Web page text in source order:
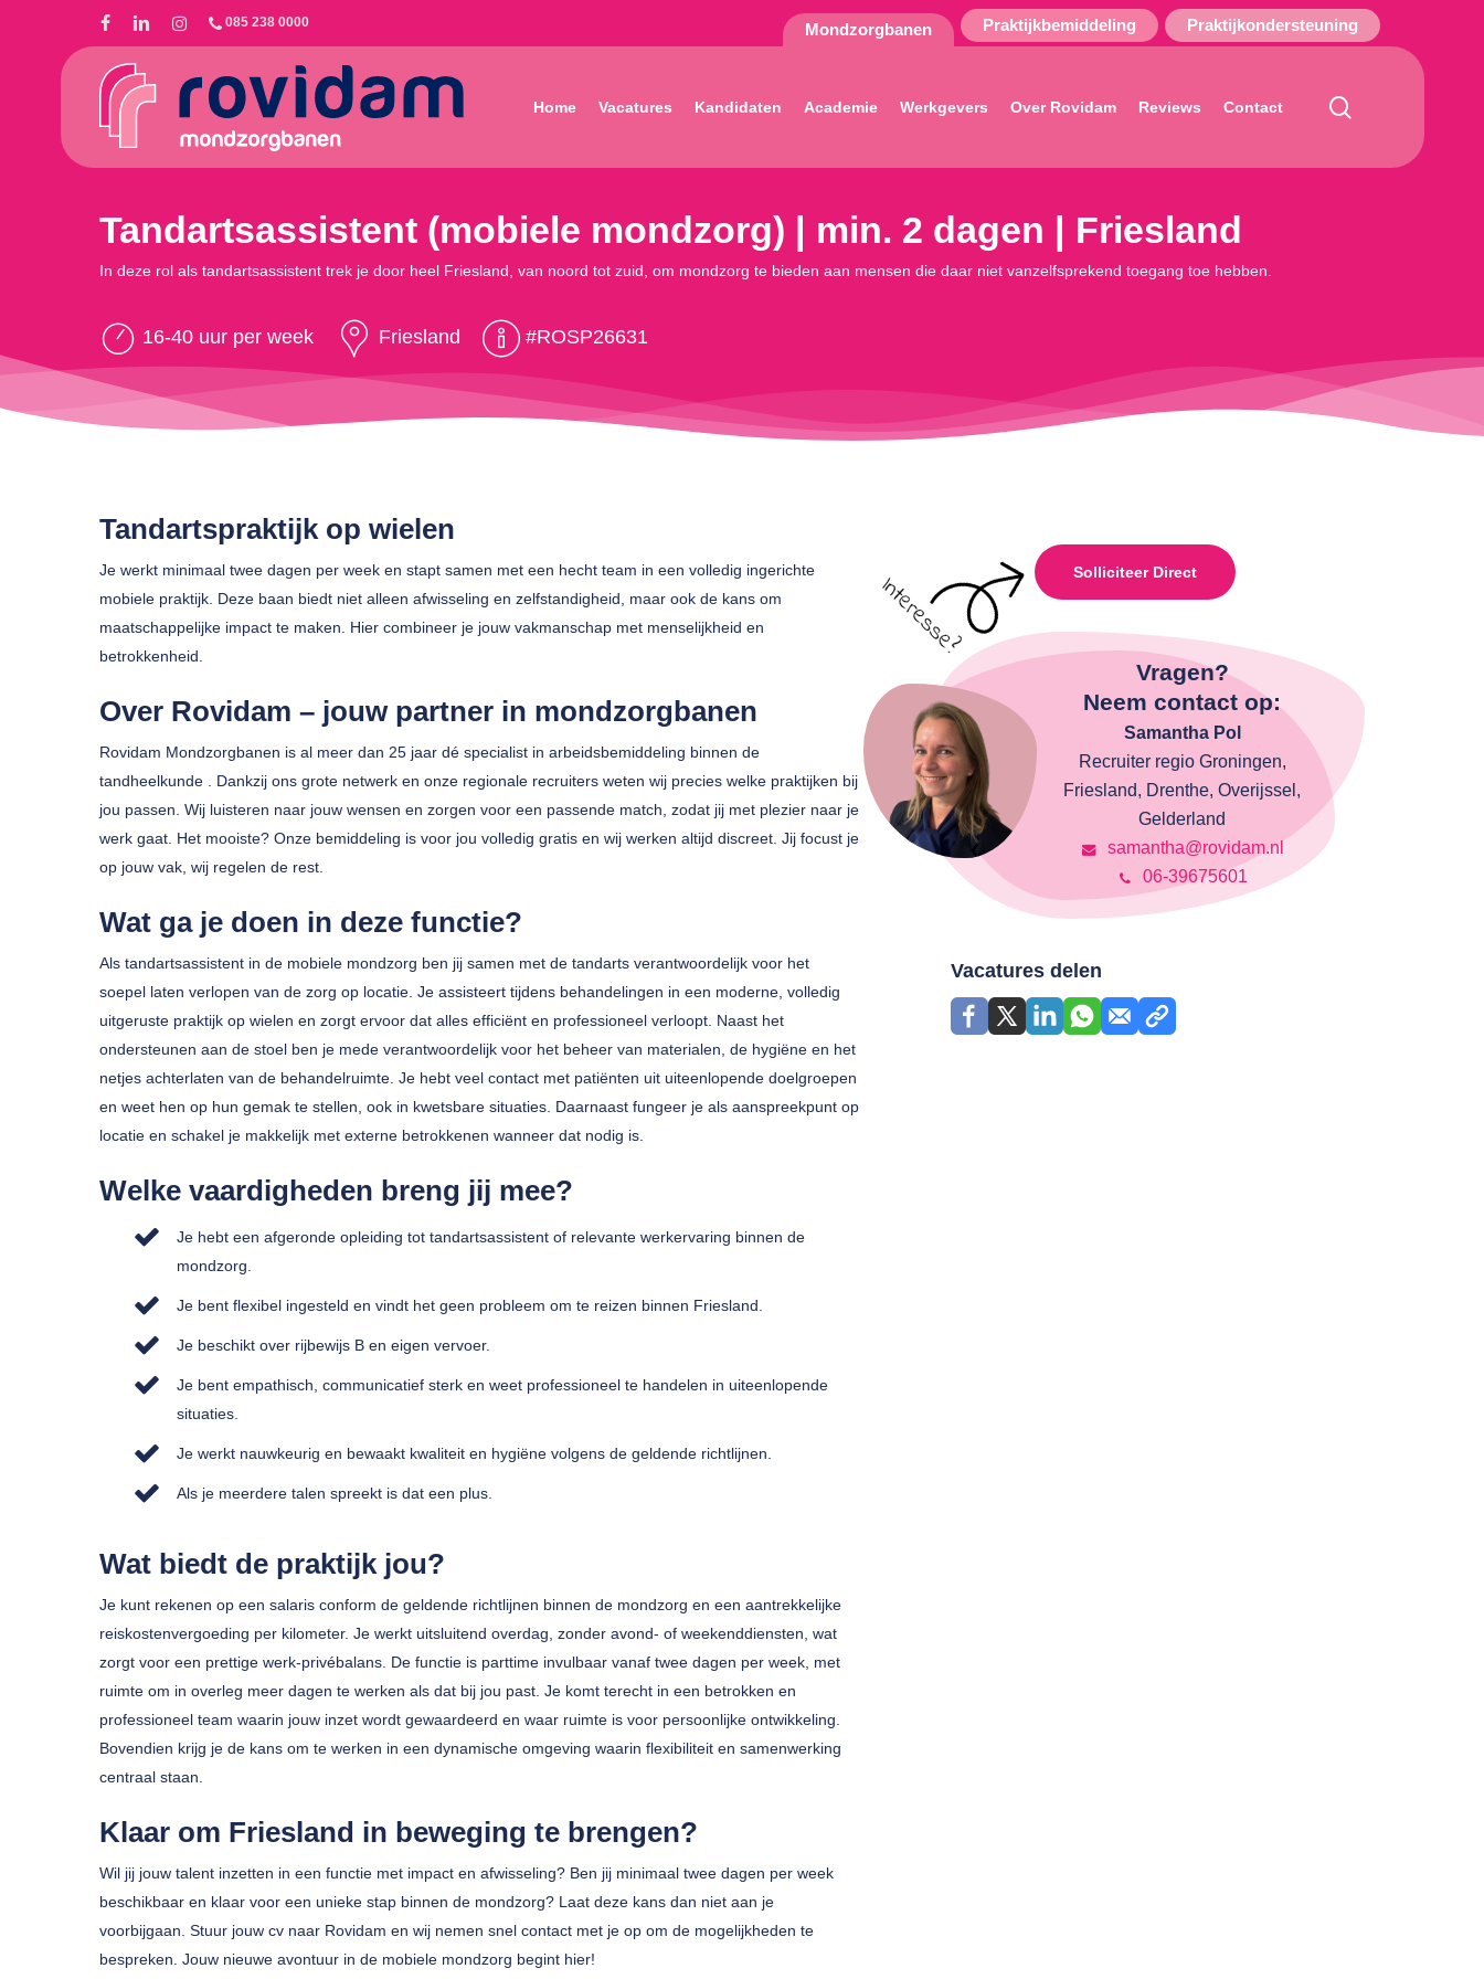
085 238 0000 Mondzorgbanen Praktijkbemiddeling Praktijkondersteuning
Druk op enter om te zoeken of ESC om te sluiten
Home Vacatures Kandidaten Academie Werkgevers Over Rovidam Reviews Contact
Tandartsassistent (mobiele mondzorg) | min. 2 dagen | Friesland
In deze rol als tandartsassistent trek je door heel Friesland, van noord tot zuid, om mondzorg te bieden aan mensen die daar niet vanzelfsprekend toegang toe hebben.
16-40 uur per week Friesland #ROSP26631
Tandartspraktijk op wielen
Je werkt minimaal twee dagen per week en stapt samen met een hecht team in een volledig ingerichte
mobiele praktijk. Deze baan biedt niet alleen afwisseling en zelfstandigheid, maar ook de kans om
maatschappelijke impact te maken. Hier combineer je jouw vakmanschap met menselijkheid en
betrokkenheid.
Over Rovidam – jouw partner in mondzorgbanen
Rovidam Mondzorgbanen is al meer dan 25 jaar dé specialist in arbeidsbemiddeling binnen de
tandheelkunde . Dankzij ons grote netwerk en onze regionale recruiters weten wij precies welke praktijken bij
jou passen. Wij luisteren naar jouw wensen en zorgen voor een passende match, zodat jij met plezier naar je
werk gaat. Het mooiste? Onze bemiddeling is voor jou volledig gratis en wij werken altijd discreet. Jij focust je
op jouw vak, wij regelen de rest.
Wat ga je doen in deze functie?
Als tandartsassistent in de mobiele mondzorg ben jij samen met de tandarts verantwoordelijk voor het
soepel laten verlopen van de zorg op locatie. Je assisteert tijdens behandelingen in een moderne, volledig
uitgeruste praktijk op wielen en zorgt ervoor dat alles efficiënt en professioneel verloopt. Naast het
ondersteunen aan de stoel ben je mede verantwoordelijk voor het beheer van materialen, de hygiëne en het
netjes achterlaten van de behandelruimte. Je hebt veel contact met patiënten uit uiteenlopende doelgroepen
en weet hen op hun gemak te stellen, ook in kwetsbare situaties. Daarnaast fungeer je als aanspreekpunt op
locatie en schakel je makkelijk met externe betrokkenen wanneer dat nodig is.
Welke vaardigheden breng jij mee?
Je hebt een afgeronde opleiding tot tandartsassistent of relevante werkervaring binnen de
mondzorg.
Je bent flexibel ingesteld en vindt het geen probleem om te reizen binnen Friesland.
Je beschikt over rijbewijs B en eigen vervoer.
Je bent empathisch, communicatief sterk en weet professioneel te handelen in uiteenlopende
situaties.
Je werkt nauwkeurig en bewaakt kwaliteit en hygiëne volgens de geldende richtlijnen.
Als je meerdere talen spreekt is dat een plus.
Wat biedt de praktijk jou?
Je kunt rekenen op een salaris conform de geldende richtlijnen binnen de mondzorg en een aantrekkelijke
reiskostenvergoeding per kilometer. Je werkt uitsluitend overdag, zonder avond- of weekenddiensten, wat
zorgt voor een prettige werk-privébalans. De functie is parttime invulbaar vanaf twee dagen per week, met
ruimte om in overleg meer dagen te werken als dat bij jou past. Je komt terecht in een betrokken en
professioneel team waarin jouw inzet wordt gewaardeerd en waar ruimte is voor persoonlijke ontwikkeling.
Bovendien krijg je de kans om te werken in een dynamische omgeving waarin flexibiliteit en samenwerking
centraal staan.
Klaar om Friesland in beweging te brengen?
Wil jij jouw talent inzetten in een functie met impact en afwisseling? Ben jij minimaal twee dagen per week
beschikbaar en klaar voor een unieke stap binnen de mondzorg? Laat deze kans dan niet aan je
voorbijgaan. Stuur jouw cv naar Rovidam en wij nemen snel contact met je op om de mogelijkheden te
bespreken. Jouw nieuwe avontuur in de mobiele mondzorg begint hier!
Solliciteer Direct
Vragen?
Neem contact op:
Samantha Pol
Recruiter regio Groningen,
Friesland, Drenthe, Overijssel,
Gelderland
samantha@rovidam.nl
06-39675601
Vacatures delen